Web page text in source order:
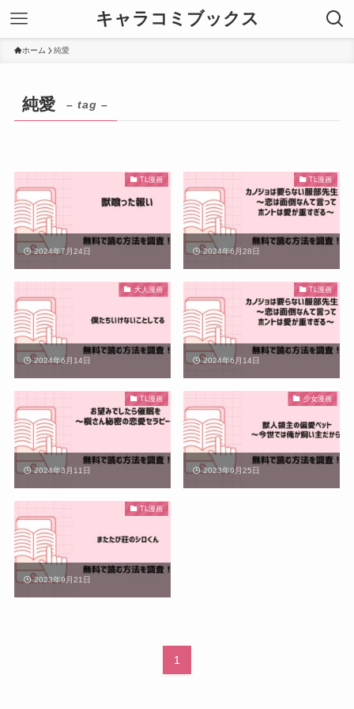
キャラコミブックス
ホーム 純愛
純愛 – tag –
TL漫画
2024年7月24日
TL漫画
2024年6月28日
大人漫画
2024年6月14日
TL漫画
2024年6月14日
TL漫画
2024年3月11日
少女漫画
2023年9月25日
TL漫画
2023年9月21日
1